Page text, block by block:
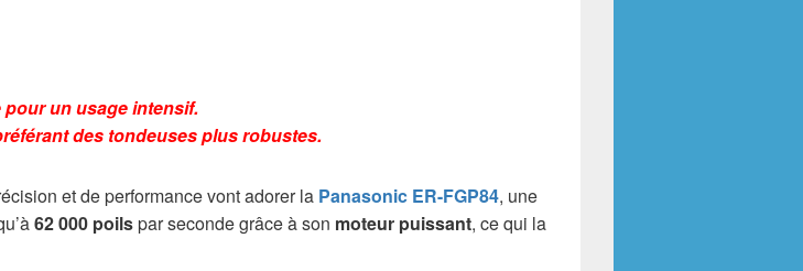
un usage intensif.
des tondeuses plus robustes.
et de performance vont adorer la Panasonic ER-FGP84, une
62 000 poilspar seconde grâce à son moteur puissant, ce qui la